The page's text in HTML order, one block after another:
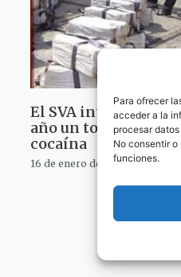
Para ofrecer
acceder a la
procesar
No consentir
funciones.
El SVA intervino el
año un total de 900
cocaína
16 de enero de 2013
1 2